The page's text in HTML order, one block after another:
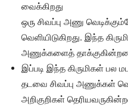
வைக்கிறது
ஒரு சிவப்பு அணு
வெளியிடுகிறது. இந்த
அணுக்களைத்
இப்படி இந்த கிருமிகள் பல
தடவை சிவப்பு அணுக்கள்
அறிகுறிகள்